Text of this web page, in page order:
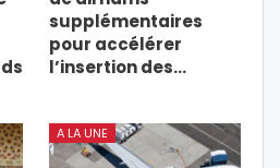
supplémentaires
pour accélérer
l’insertion des…
A LA UNE